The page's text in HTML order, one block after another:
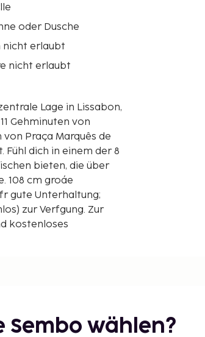
oder Dusche
nicht erlaubt
nicht erlaubt
Gehminuten von
Fühl dich in einem der 8
bieten, die über
108 cm groáe
gute Unterhaltung;
zur Verfgung. Zur
kostenloses
Sembo wählen?